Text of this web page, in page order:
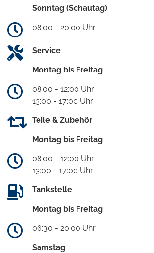
Sonntag (Schautag)
08:00 - 20:00 Uhr
Service
Montag bis Freitag
08:00 - 12:00 Uhr
13:00 - 17:00 Uhr
Teile & Zubehör
Montag bis Freitag
08:00 - 12:00 Uhr
13:00 - 17:00 Uhr
Tankstelle
Montag bis Freitag
06:30 - 20:00 Uhr
Samstag